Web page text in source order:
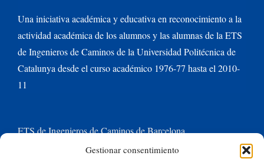
Gestionar consentimiento
Una iniciativa académica y educativa en reconocimiento a la
actividad académica de los alumnos y las alumnas de la ETS
de Ingenieros de Caminos de la Universidad Politécnica de
Catalunya desde el curso académico 1976-77 hasta el 2010-
11
ETS de Ingenieros de Caminos de Barcelona
Universitat Politècnica de Catalunya BarcelonaTech